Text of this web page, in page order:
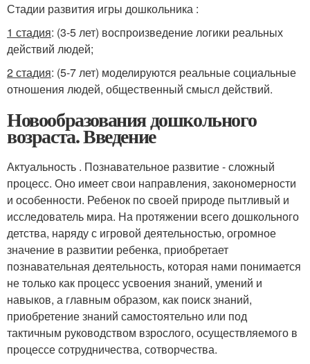
Стадии развития игры дошкольника :
1 стадия: (3-5 лет) воспроизведение логики реальных
действий людей;
2 стадия: (5-7 лет) моделируются реальные социальные
отношения людей, общественный смысл действий.
Новообразования дошкольного
возраста. Введение
Актуальность . Познавательное развитие - сложный
процесс. Оно имеет свои направления, закономерности
и особенности. Ребенок по своей природе пытливый и
исследователь мира. На протяжении всего дошкольного
детства, наряду с игровой деятельностью, огромное
значение в развитии ребенка, приобретает
познавательная деятельность, которая нами понимается
не только как процесс усвоения знаний, умений и
навыков, а главным образом, как поиск знаний,
приобретение знаний самостоятельно или под
тактичным руководством взрослого, осуществляемого в
процессе сотрудничества, сотворчества.